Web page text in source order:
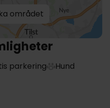
området
parkering
Hund